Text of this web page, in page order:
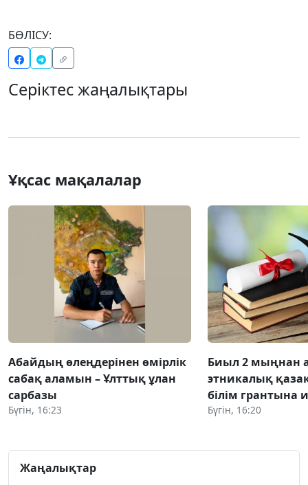
БӨЛІСУ:
Серіктес жаңалықтары
Ұқсас мақалалар
Абайдың өлеңдерінен өмірлік
сабақ аламын – Ұлттық ұлан
сарбазы
Бүгін, 16:23
Биыл 2 мыңнан
этникалық
білім грантына
Бүгін, 16:20
Жаңалықтар